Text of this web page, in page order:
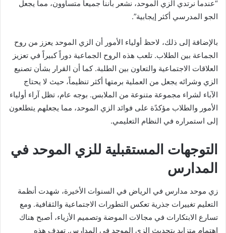
“عندما نرتدي الزي الموحد، نشعر بأننا جميعاً متساوون، مما يجعل
الجو المدرسي أكثر إيجابية”.
بالإضافة إلى ذلك، لاحظ أولياء الأمور أن الزي الموحد يعزز من روح
الجماعة بين الطلاب. تلعب هذه الروح الجماعية دوراً كبيراً في تعزيز
العلاقات الاجتماعية والتعاون بين الطلبة. كما أن القرار بشأن تصنيع
الزي وشرائه يجعل من العملية برمتها أكثر تنظيماً، حيث لا يحتاج
الآباء لشراء مجموعة متنوعة من الملابس. بوجه عام، تظل آراء أولياء
الأمور والطلاب مؤكدًة على فوائد الزي الموحد، مما يجعلهم يتطلعون
إلى استمراره في النظام التعليمي.
التوجهات المستقبلية للزي الموحد في
المدارس
زي موحد مدارس في الرياض في السنوات الأخيرة، شهدت أنظمة
التعليم تغييرات جذرية تعكس التطورات الاجتماعية والثقافية. ومع
تسارع الابتكارات في مجالات الموضة وتصميم الأزياء، أصبح هناك
اهتمام متزايد بتحديث الزي الموحد في المدارس. تهدف هذه